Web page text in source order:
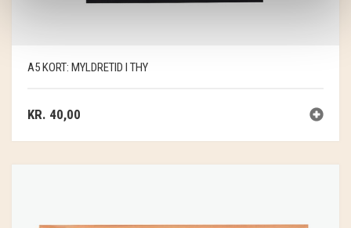
A5 KORT: MYLDRETID I THY
KR. 40,00